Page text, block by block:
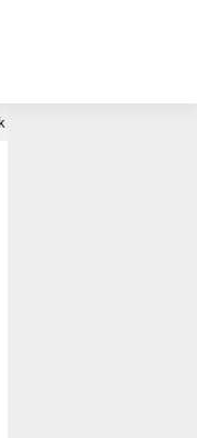
Economy dan Transaksi